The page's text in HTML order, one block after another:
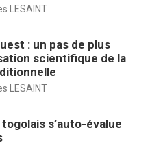
LESAINT
: un pas de plus
scientifique de la
LESAINT
s’auto-évalue